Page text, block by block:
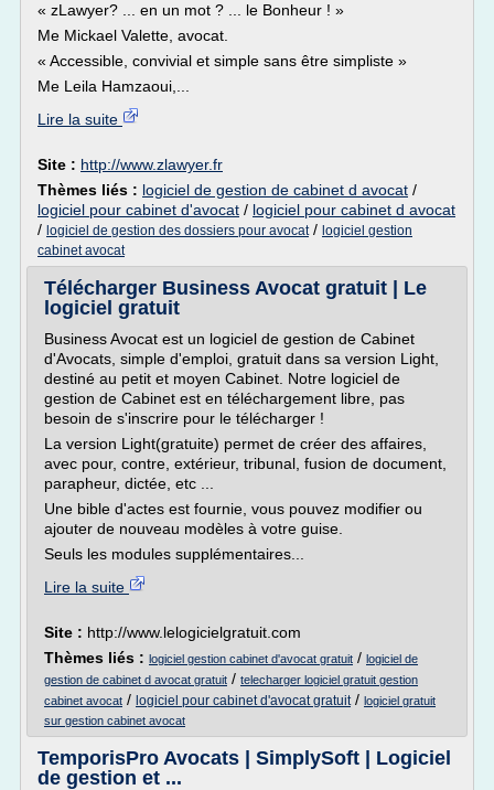
« zLawyer? ... en un mot ? ... le Bonheur ! »
Me Mickael Valette, avocat.
« Accessible, convivial et simple sans être simpliste »
Me Leila Hamzaoui,...
Lire la suite
Site : http://www.zlawyer.fr
Thèmes liés : logiciel de gestion de cabinet d avocat /
logiciel pour cabinet d'avocat / logiciel pour cabinet d avocat
/ logiciel de gestion des dossiers pour avocat/ logiciel gestion
cabinet avocat
Télécharger Business Avocat gratuit | Le
logiciel gratuit
Business Avocat est un logiciel de gestion de Cabinet
d'Avocats, simple d'emploi, gratuit dans sa version Light,
destiné au petit et moyen Cabinet. Notre logiciel de
gestion de Cabinet est en téléchargement libre, pas
besoin de s'inscrire pour le télécharger !
La version Light(gratuite) permet de créer des affaires,
avec pour, contre, extérieur, tribunal, fusion de document,
parapheur, dictée, etc ...
Une bible d'actes est fournie, vous pouvez modifier ou
ajouter de nouveau modèles à votre guise.
Seuls les modules supplémentaires...
Lire la suite
Site : http://www.lelogicielgratuit.com
Thèmes liés : logiciel gestion cabinet d'avocat gratuit / logiciel de
gestion de cabinet d avocat gratuit / telecharger logiciel gratuit gestion
cabinet avocat / logiciel pour cabinet d'avocat gratuit/ logiciel gratuit
sur gestion cabinet avocat
TemporisPro Avocats | SimplySoft | Logiciel
de gestion et ...